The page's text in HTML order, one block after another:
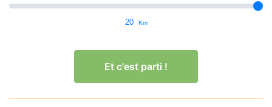
20 Km
Et c'est parti !